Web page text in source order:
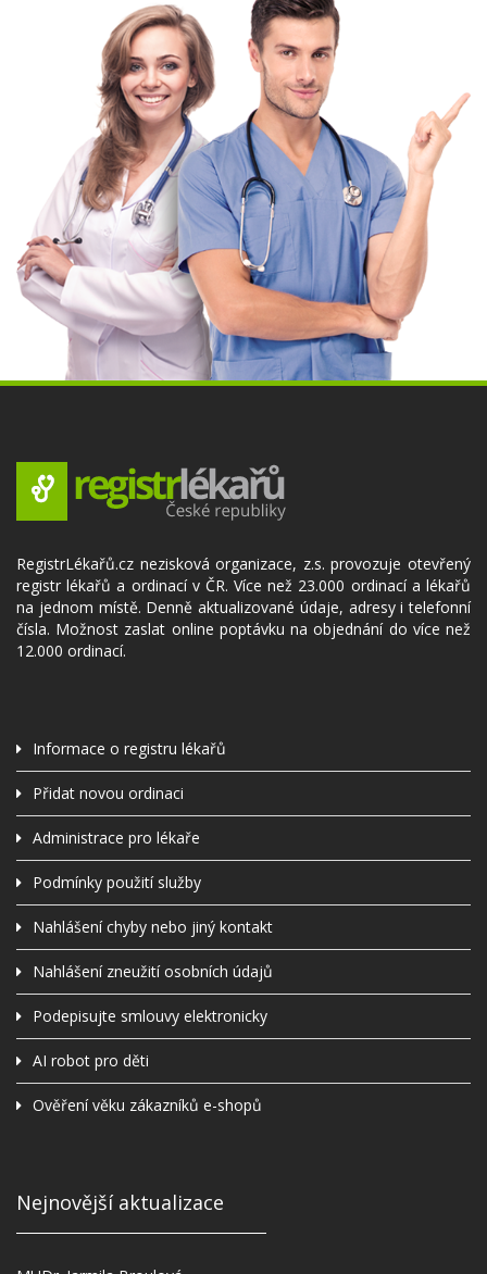
RegistrLékařů.cz nezisková organizace, z.s. provozuje otevřený
registr lékařů a ordinací v ČR. Více než 23.000 ordinací a lékařů
na jednom místě. Denně aktualizované údaje, adresy i telefonní
čísla. Možnost zaslat online poptávku na objednání do více než
12.000 ordinací.
Informace o registru lékařů
Přidat novou ordinaci
Administrace pro lékaře
Podmínky použití služby
Nahlášení chyby nebo jiný kontakt
Nahlášení zneužití osobních údajů
Podepisujte smlouvy elektronicky
AI robot pro děti
Ověření věku zákazníků e-shopů
Nejnovější aktualizace